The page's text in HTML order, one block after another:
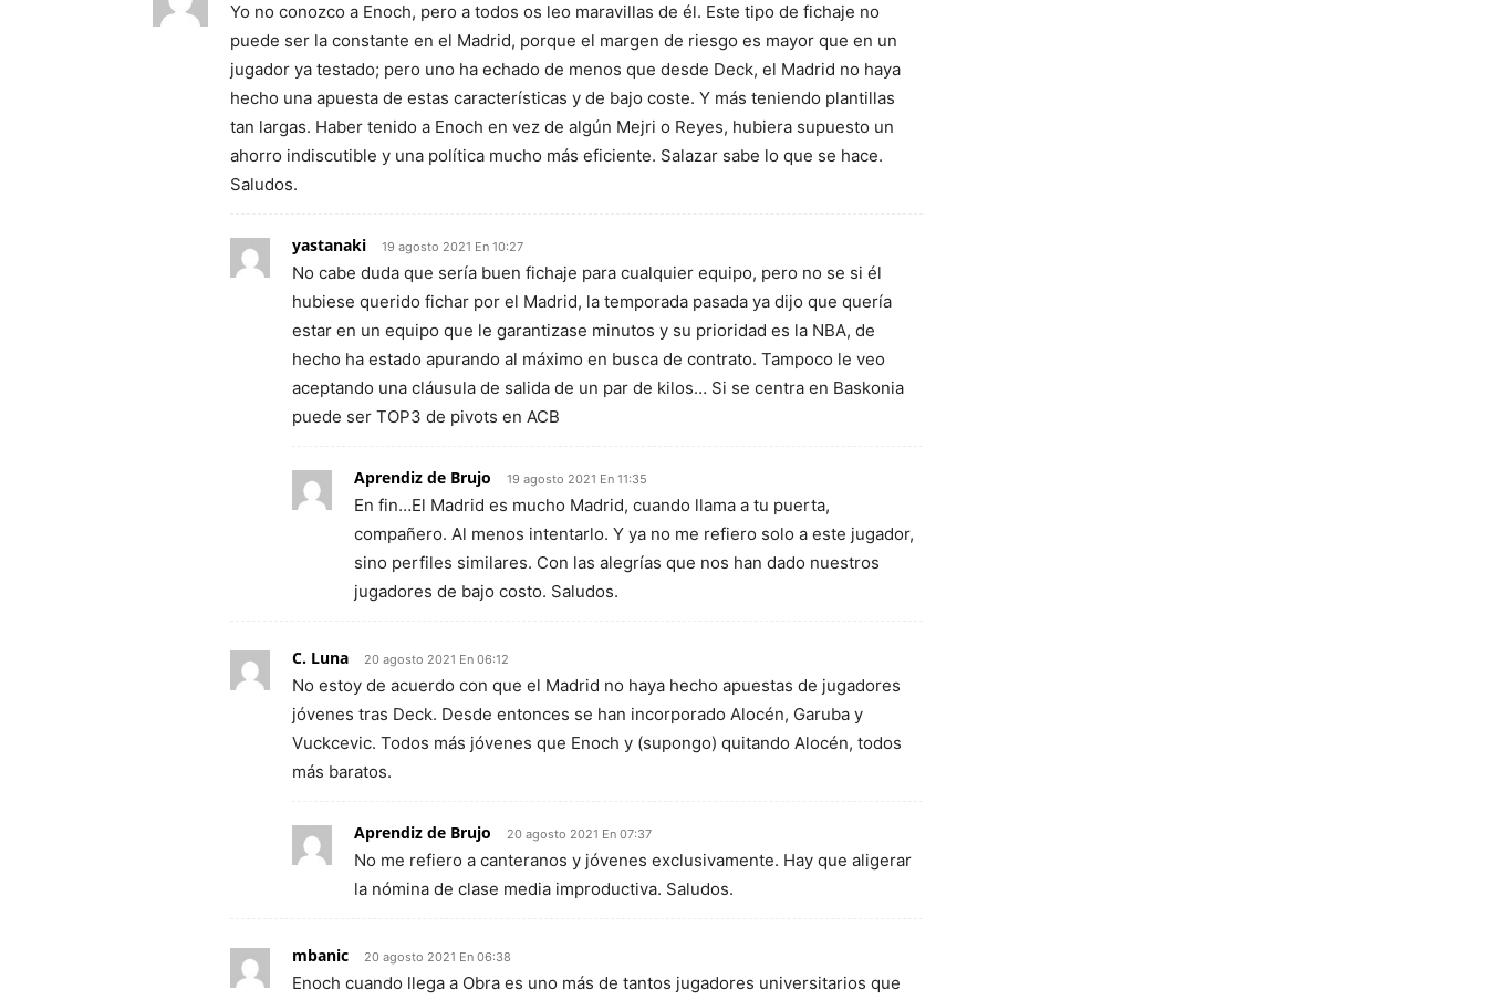
Yo no conozco a Enoch, pero a todos os leo maravillas de él. Este tipo de fichaje no
puede ser la constante en el Madrid, porque el margen de riesgo es mayor que en un
jugador ya testado; pero uno ha echado de menos que desde Deck, el Madrid no haya
hecho una apuesta de estas características y de bajo coste. Y más teniendo plantillas
tan largas. Haber tenido a Enoch en vez de algún Mejri o Reyes, hubiera supuesto un
ahorro indiscutible y una política mucho más eficiente. Salazar sabe lo que se hace.
Saludos.
yastanaki 19 agosto 2021 En 10:27
No cabe duda que sería buen fichaje para cualquier equipo, pero no se si él
hubiese querido fichar por el Madrid, la temporada pasada ya dijo que quería
estar en un equipo que le garantizase minutos y su prioridad es la NBA, de
hecho ha estado apurando al máximo en busca de contrato. Tampoco le veo
aceptando una cláusula de salida de un par de kilos… Si se centra en Baskonia
puede ser TOP3 de pivots en ACB
Aprendiz de Brujo 19 agosto 2021 En 11:35
En fin…El Madrid es mucho Madrid, cuando llama a tu puerta,
compañero. Al menos intentarlo. Y ya no me refiero solo a este jugador,
sino perfiles similares. Con las alegrías que nos han dado nuestros
jugadores de bajo costo. Saludos.
C. Luna 20 agosto 2021 En 06:12
No estoy de acuerdo con que el Madrid no haya hecho apuestas de jugadores
jóvenes tras Deck. Desde entonces se han incorporado Alocén, Garuba y
Vuckcevic. Todos más jóvenes que Enoch y (supongo) quitando Alocén, todos
más baratos.
Aprendiz de Brujo 20 agosto 2021 En 07:37
No me refiero a canteranos y jóvenes exclusivamente. Hay que aligerar
la nómina de clase media improductiva. Saludos.
mbanic 20 agosto 2021 En 06:38
Enoch cuando llega a Obra es uno más de tantos jugadores universitarios que